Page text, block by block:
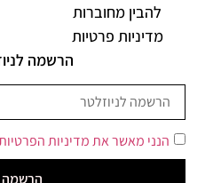
להבין מחוברות
מדיניות פרטיות
הרשמה
הנני מאשר את מדיניות
הרשמה